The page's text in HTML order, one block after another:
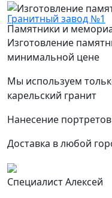
Гранитный завод №1
Памятники и
Изготовление
минимальной цене
Мы используем
карельский гранит
Нанесение
Доставка в любой
Специалист Алексей